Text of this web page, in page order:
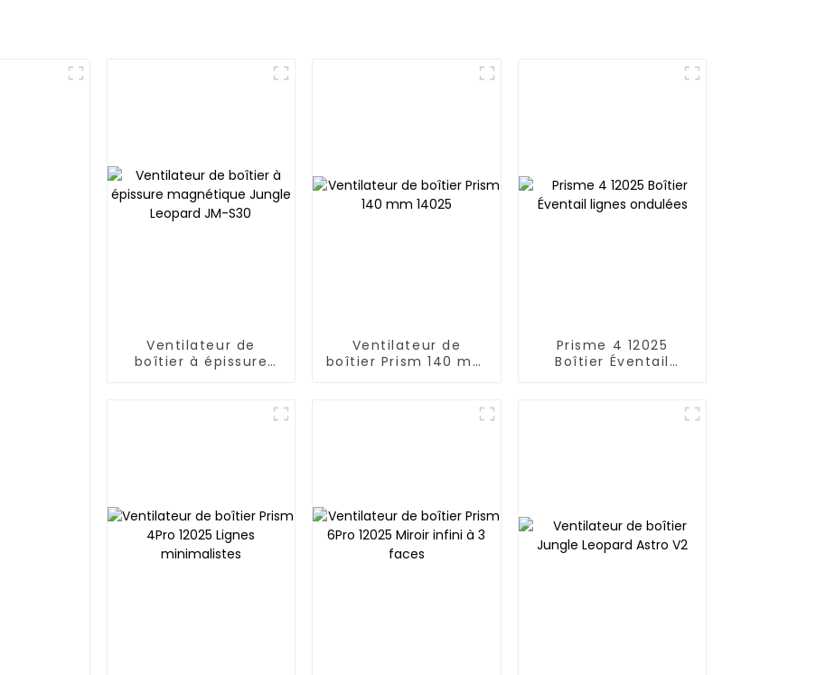
Ventilateur de
boîtier à épissure
Ventilateur de
boîtier Prism 140 mm
Prisme 4 12025
Boîtier Éventail